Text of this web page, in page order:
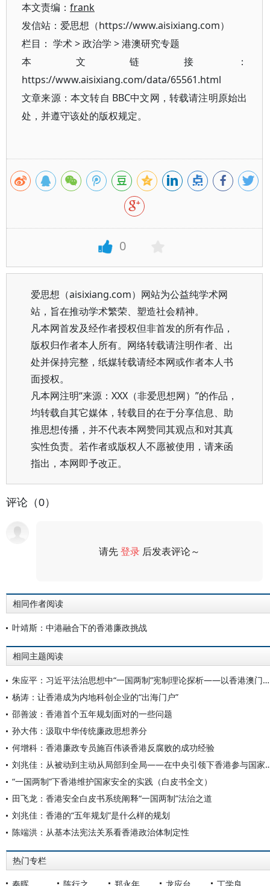
本文责编： frank
发信站：爱思想（https://www.aisixiang.com）
栏目： 学术>政治学 >港澳研究专题
本文链接：
https://www.aisixiang.com/data/65561.html
文章来源：本文转自 BBC中文网，转载请注明原始出
处，并遵守该处的版权规定。
0
爱思想（aisixiang.com）网站为公益纯学术网
站，旨在推动学术繁荣、塑造社会精神。
凡本网首发及经作者授权但非首发的所有作品，
版权归作者本人所有。网络转载请注明作者、出
处并保持完整，纸媒转载请经本网或作者本人书
面授权。
凡本网注明“来源：XXX（非爱思想网）”的作品，
均转载自其它媒体，转载目的在于分享信息、助
推思想传播，并不代表本网赞同其观点和对其真
实性负责。若作者或版权人不愿被使用，请来函
指出，本网即予改正。
评论（0）
请先登录 后发表评论～
相同作者阅读
叶靖斯：中港融合下的香港廉政挑战
相同主题阅读
朱应平：习近平法治思想中“一国两制”宪制理论探析——以香港澳门特区依法治理为例
杨涛：让香港成为内地科创企业的“出海门户”
邵善波：香港首个五年规划面对的一些问题
孙大伟：汲取中华传统廉政思想养分
何增科：香港廉政专员施百伟谈香港反腐败的成功经验
刘兆佳：从被动到主动从局部到全局——
“一国两制”下香港维护国家安全的实践（白皮书全文）
田飞龙：香港安全白皮书系统阐释“一国两制”法治之道
刘兆佳：香港的“五年规划”是什么样的规划
陈端洪：从基本法宪法关系看香港政治体制定性
热门专栏